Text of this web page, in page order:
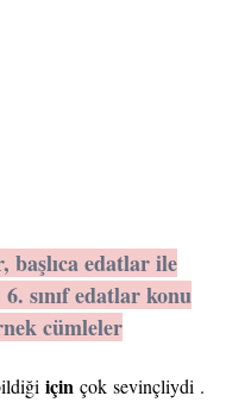
başlıca edatlar ile
sınıf edatlar konu
cümleler
için çok sevinçliydi .